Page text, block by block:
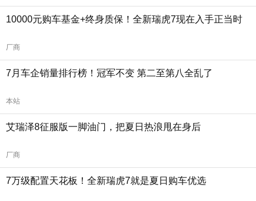
10000元购车基金+终身质保！全新瑞虎7现在入手正当时
厂商
7月车企销量排行榜！冠军不变 第二至第八全乱了
本站
艾瑞泽8征服版一脚油门，把夏日热浪甩在身后
厂商
7万级配置天花板！全新瑞虎7就是夏日购车优选